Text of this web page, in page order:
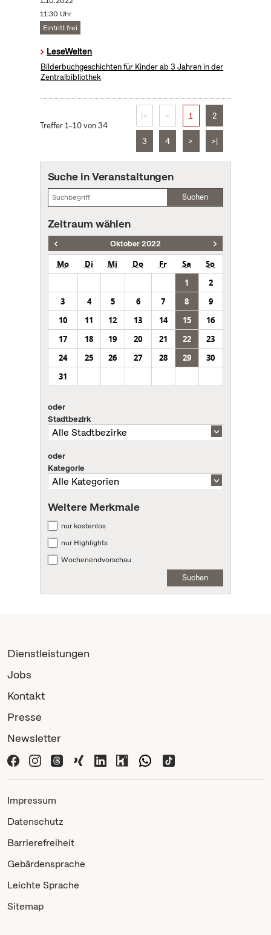
11:30 Uhr
Eintritt frei
LeseWelten
Bilderbuchgeschichten für Kinder ab 3 Jahren in der
Zentralbibliothek
Treffer 1–10 von 34
|< < 1 2
3 4 > >|
Suche in Veranstaltungen
Suchen
Zeitraum wählen
Oktober 2022
Mo Di Mi Do Fr Sa
So
1
2
3
4 5 6 7 8
9
10
11 12 13 14 15
16
17
18 19 20 21 22
23
24
25 26 27 28 29
30
31
oder
Stadtbezirk
oder
Kategorie
Weitere Merkmale
nur kostenlos
nur Highlights
Wochenendvorschau
Suchen
Dienstleistungen
Jobs
Kontakt
Presse
Newsletter
Impressum
Datenschutz
Barrierefreiheit
Gebärdensprache
Leichte Sprache
Sitemap